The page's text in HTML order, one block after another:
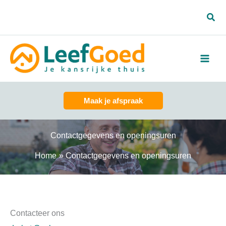
de
inhoud
Maak je afspraak
Contactgegevens en openingsuren
Home Contactgegevens en openingsuren
Contacteer ons